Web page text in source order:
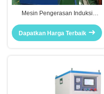
Mesin Pengerasan Induksi
Pemanas Induksi Industri 50KHZ
Dapatkan Harga Terbaik